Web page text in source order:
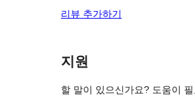
기
후
점
기
리뷰 추가하기
지원
할 말이 있으신가요? 도움이